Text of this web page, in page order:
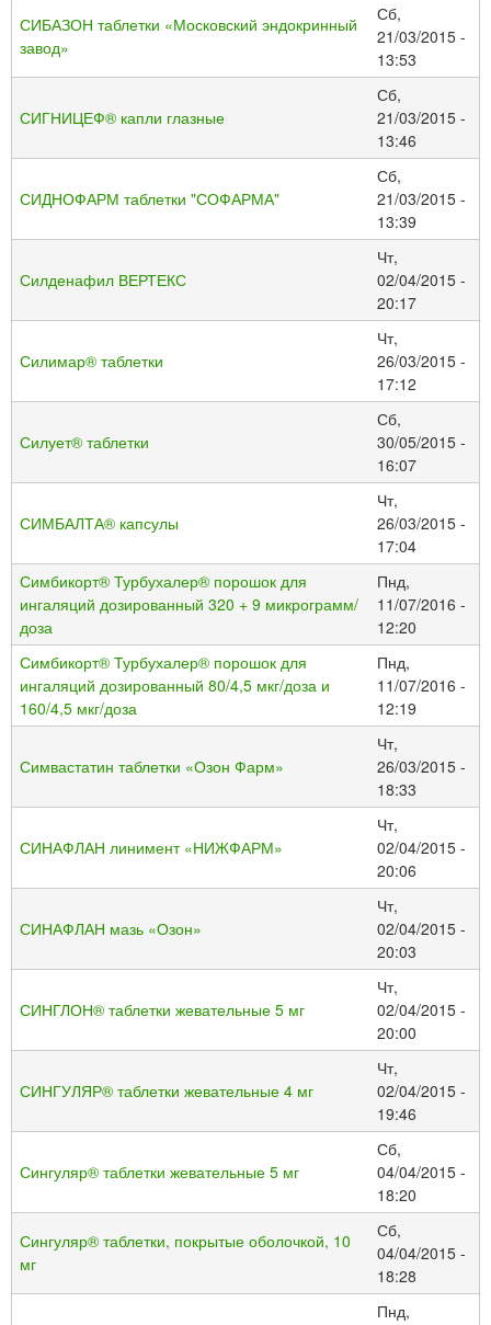
СИБАЗОН таблетки «Московский эндокринный
завод»
Сб,
21/03/2015 -
13:53
СИГНИЦЕФ® капли глазные
Сб,
21/03/2015 -
13:46
СИДНОФАРМ таблетки "СОФАРМА"
Сб,
21/03/2015 -
13:39
Силденафил ВЕРТЕКС
Чт,
02/04/2015 -
20:17
Силимар® таблетки
Чт,
26/03/2015 -
17:12
Силует® таблетки
Сб,
30/05/2015 -
16:07
СИМБАЛТА® капсулы
Чт,
26/03/2015 -
17:04
Симбикорт® Турбухалер® порошок для
ингаляций дозированный 320 + 9 микрограмм/
доза
Пнд,
11/07/2016 -
12:20
Симбикорт® Турбухалер® порошок для
ингаляций дозированный 80/4,5 мкг/доза и
160/4,5 мкг/доза
Пнд,
11/07/2016 -
12:19
Симвастатин таблетки «Озон Фарм»
Чт,
26/03/2015 -
18:33
СИНАФЛАН линимент «НИЖФАРМ»
Чт,
02/04/2015 -
20:06
СИНАФЛАН мазь «Озон»
Чт,
02/04/2015 -
20:03
СИНГЛОН® таблетки жевательные 5 мг
Чт,
02/04/2015 -
20:00
СИНГУЛЯР® таблетки жевательные 4 мг
Чт,
02/04/2015 -
19:46
Сингуляр® таблетки жевательные 5 мг
Сб,
04/04/2015 -
18:20
Сингуляр® таблетки, покрытые оболочкой, 10
мг
Сб,
04/04/2015 -
18:28
Пнд,